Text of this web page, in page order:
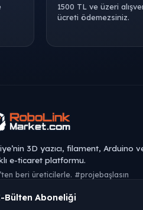
1500 TL ve üzeri
ücreti ödemezsiniz.
3D yazıcı, filament, Arduino
e-ticaret platformu.
beri üreticilerle. #projebaşlasın
Bülten Aboneliği